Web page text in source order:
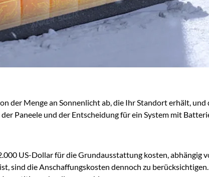
der Menge an Sonnenlicht ab, die Ihr Standort erhält,
Paneele und der Entscheidung für ein System mit
US-Dollar für die Grundausstattung kosten, abhängig
sind die Anschaffungskosten dennoch zu